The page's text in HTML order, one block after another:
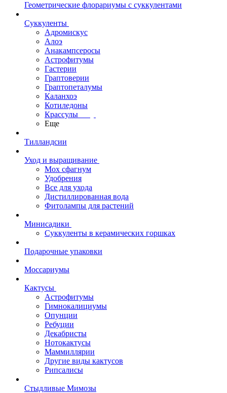
Геометрические флорариумы с суккулентами
Суккуленты
Адромискус
Алоэ
Анакампсеросы
Астрофитумы
Гастерии
Граптоверии
Граптопеталумы
Каланхоэ
Котиледоны
Крассулы
Еще
Тилландсии
Уход и выращивание
Мох сфагнум
Удобрения
Все для ухода
Дистиллированная вода
Фитолампы для растений
Минисадики
Суккуленты в керамических горшках
Подарочные упаковки
Моссариумы
Кактусы
Астрофитумы
Гимнокалициумы
Опунции
Ребуции
Декабристы
Нотокактусы
Маммиллярии
Другие виды кактусов
Рипсалисы
Стыдливые Мимозы